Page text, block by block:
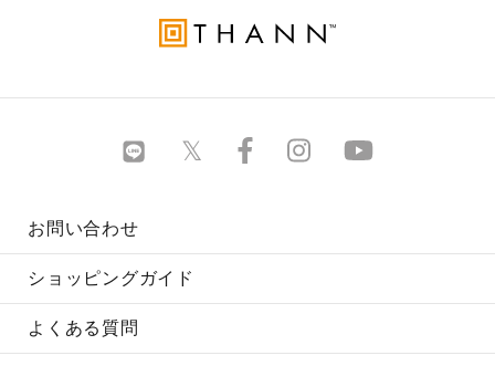
お問い合わせ
ショッピングガイド
よくある質問